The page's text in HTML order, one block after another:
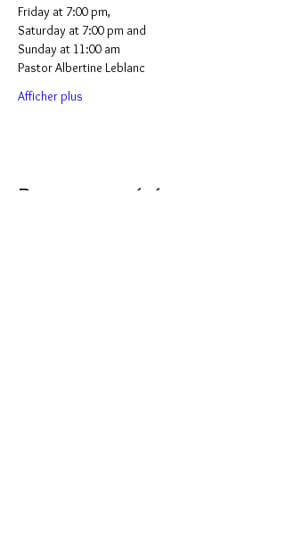
Friday at 7:00 pm,
Saturday at 7:00 pm and
Sunday at 11:00 am
Pastor Albertine Leblanc
Afficher plus
Partager cet événement